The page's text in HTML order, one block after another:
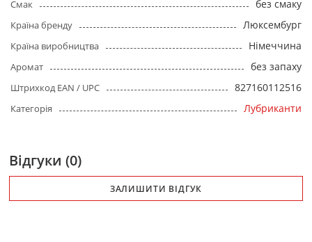
Смак без смаку
Країна бренду Люксембург
Країна виробництва Німеччина
Аромат без запаху
Штрихкод EAN / UPC 827160112516
Категорія Лубриканти
Відгуки (0)
ЗАЛИШИТИ ВІДГУК